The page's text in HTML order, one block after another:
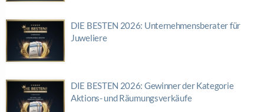
DIE BESTEN 2026: Unternehmensberater für
Juweliere
DIE BESTEN 2026: Gewinner der Kategorie
Aktions- und Räumungsverkäufe